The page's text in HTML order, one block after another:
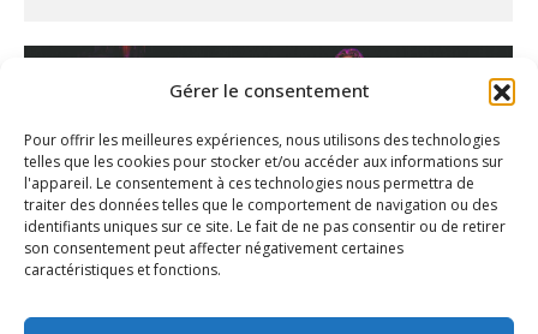
Gérer le consentement
Pour offrir les meilleures expériences, nous utilisons des technologies
telles que les cookies pour stocker et/ou accéder aux informations sur
l'appareil. Le consentement à ces technologies nous permettra de
traiter des données telles que le comportement de navigation ou des
identifiants uniques sur ce site. Le fait de ne pas consentir ou de retirer
son consentement peut affecter négativement certaines
caractéristiques et fonctions.